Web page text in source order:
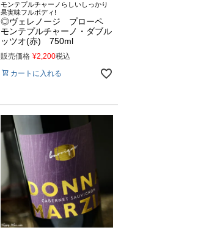
モンテプルチャーノらしいしっかり
果実味フルボディ!
◎ヴェレノージ プローペ
モンテプルチャーノ・ダブル
ッツオ(赤) 750ml
販売価格 ¥2,200税込
カートに入れる